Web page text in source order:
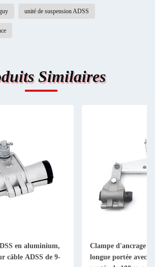
unité de suspension ADSS
Similaires
en aluminium,
câble ADSS de 9-
Clampe d'ancrage
longue portée avec